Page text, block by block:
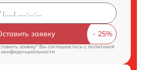
заявку
заявку" Вы соглашаетесь cполитикой
конфиденциальности